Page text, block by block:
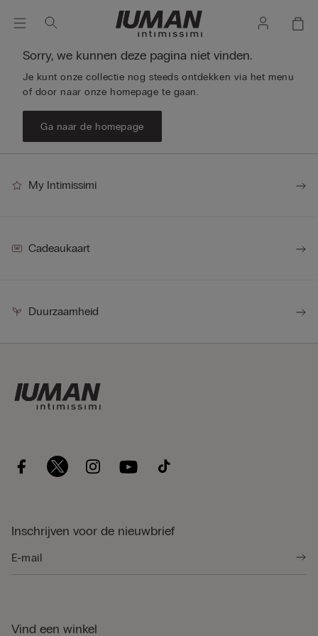
Sorry, we kunnen deze pagina niet vinden.
Je kunt onze collectie nog steeds ontdekken via het menu
of door naar onze homepage te gaan.
Ga naar de homepage
My Intimissimi
Cadeaukaart
Duurzaamheid
Inschrijven voor de nieuwbrief
Vind een winkel